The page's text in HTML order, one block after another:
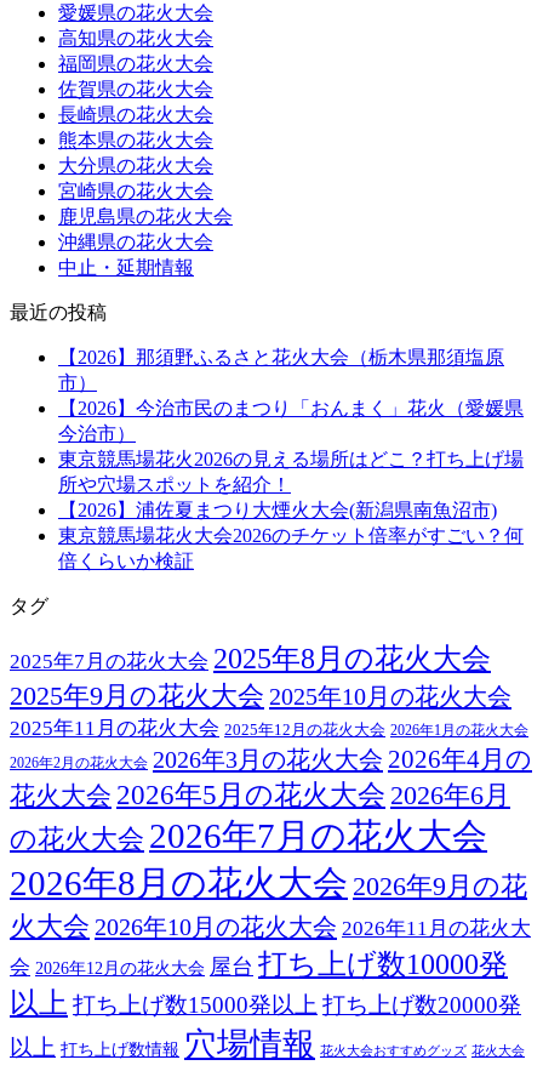
愛媛県の花火大会
高知県の花火大会
福岡県の花火大会
佐賀県の花火大会
長崎県の花火大会
熊本県の花火大会
大分県の花火大会
宮崎県の花火大会
鹿児島県の花火大会
沖縄県の花火大会
中止・延期情報
最近の投稿
【2026】那須野ふるさと花火大会（栃木県那須塩原
市）
【2026】今治市民のまつり「おんまく」花火（愛媛県
今治市）
東京競馬場花火2026の見える場所はどこ？打ち上げ場
所や穴場スポットを紹介！
【2026】浦佐夏まつり大煙火大会(新潟県南魚沼市)
東京競馬場花火大会2026のチケット倍率がすごい？何
倍くらいか検証
タグ
2025年7月の花火大会 2025年8月の花火大会
2025年9月の花火大会 2025年10月の花火大会
2025年11月の花火大会 2025年12月の花火大会 2026年1月の花火大会
2026年2月の花火大会 2026年3月の花火大会 2026年4月の
花火大会 2026年5月の花火大会 2026年6月
の花火大会 2026年7月の花火大会
2026年8月の花火大会 2026年9月の花
火大会 2026年10月の花火大会 2026年11月の花火大
会 2026年12月の花火大会 屋台 打ち上げ数10000発
以上 打ち上げ数15000発以上 打ち上げ数20000発
以上 打ち上げ数情報 穴場情報 花火大会おすすめグッズ 花火大会